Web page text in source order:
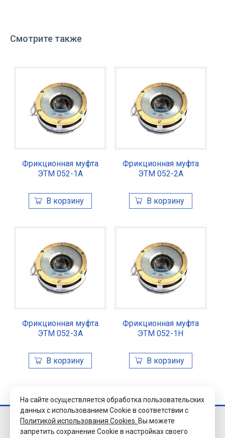
Смотрите также
Фрикционная муфта
ЭТМ 052-1А
Фрикционная муфта
ЭТМ 052-2А
Фрикционная муфта
ЭТМ 052-3А
Фрикционная муфта
ЭТМ 052-1Н
© 2026 Завод
«Уралэлектромуфта»
На сайте осуществляется обработка пользовательских
данных с использованием Cookie в соответствии с
Политикой использования Cookies. Вы можете
запретить сохранение Cookie в настройках своего